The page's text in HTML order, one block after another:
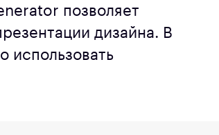
позволяет
дизайна. В
использовать